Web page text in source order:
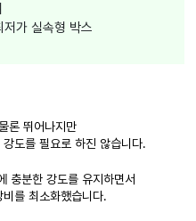
가 실속형 박스
론 뛰어나지만
도를 필요로 하진 않습니다.
충분한 강도를 유지하면서
를 최소화했습니다.